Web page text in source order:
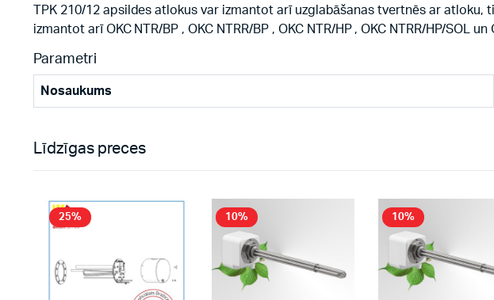
TPK 210/12 apsildes atlokus var izmantot arī uzglabāšanas tvertnēs ar
izmantot arī OKC NTR/BP , OKC NTRR/BP , OKC NTR/HP , OKC NTRR/HP/SOL
Parametri
Nosaukums
Līdzīgas preces
25% 10% 10%